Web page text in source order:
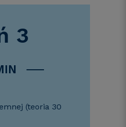
3
(teoria 30